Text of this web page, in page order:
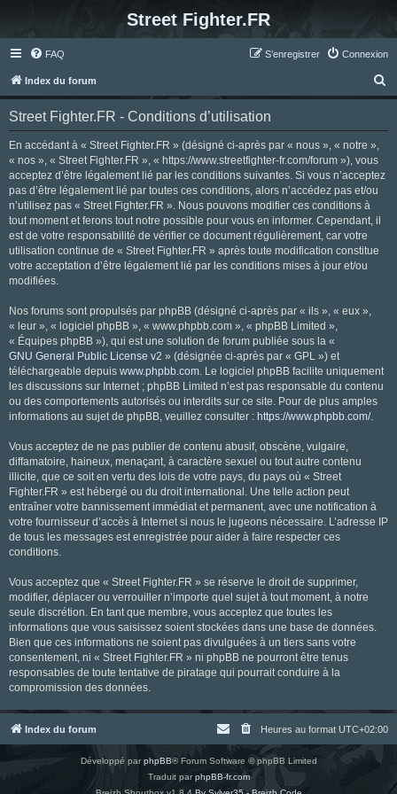
Street Fighter.FR
FAQ Connexion
S’enregistrer
Index du forum
e
Street Fighter.FR - Conditions d’utilisation
En accédant à « Street Fighter.FR » (désigné ci-après par « nous », « notre »,
« nos », « Street Fighter.FR », « https://www.streetfighter-fr.com/forum »), vous
acceptez d’être légalement lié par les conditions suivantes. Si vous n’acceptez
pas d’être légalement lié par toutes ces conditions, alors n’accédez pas et/ou
n’utilisez pas « Street Fighter.FR ». Nous pouvons modifier ces conditions à
tout moment et ferons tout notre possible pour vous en informer. Cependant, il
est de votre responsabilité de vérifier ce document régulièrement, car votre
utilisation continue de « Street Fighter.FR » après toute modification constitue
votre acceptation d’être légalement lié par les conditions mises à jour et/ou
modifiées.
Nos forums sont propulsés par phpBB (désigné ci-après par « ils », « eux »,
« leur », « logiciel phpBB », « www.phpbb.com », « phpBB Limited »,
« Équipes phpBB »), qui est une solution de forum publiée sous la «
GNU General Public License v2 » (désignée ci-après par « GPL ») et
téléchargeable depuis www.phpbb.com. Le logiciel phpBB facilite uniquement
les discussions sur Internet ; phpBB Limited n’est pas responsable du contenu
ou des comportements autorisés ou interdits sur ce site. Pour de plus amples
informations au sujet de phpBB, veuillez consulter : https://www.phpbb.com/.
Vous acceptez de ne pas publier de contenu abusif, obscène, vulgaire,
diffamatoire, haineux, menaçant, à caractère sexuel ou tout autre contenu
illicite, que ce soit en vertu des lois de votre pays, du pays où « Street
Fighter.FR » est hébergé ou du droit international. Une telle action peut
entraîner votre bannissement immédiat et permanent, avec une notification à
votre fournisseur d’accès à Internet si nous le jugeons nécessaire. L’adresse IP
de tous les messages est enregistrée pour aider à faire respecter ces
conditions.
Vous acceptez que « Street Fighter.FR » se réserve le droit de supprimer,
modifier, déplacer ou verrouiller n’importe quel sujet à tout moment, à notre
seule discrétion. En tant que membre, vous acceptez que toutes les
informations que vous saisissez soient stockées dans une base de données.
Bien que ces informations ne soient pas divulguées à un tiers sans votre
consentement, ni « Street Fighter.FR » ni phpBB ne pourront être tenus
responsables de toute tentative de piratage qui pourrait conduire à la
compromission des données.
Index du forum Heures au format UTC+02:00
Développé parphpBB® Forum Software © phpBB Limited
Traduit parphpBB-fr.com